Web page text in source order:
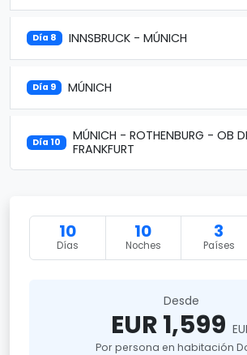
Día 8 INNSBRUCK - MÚNICH
Día 9 MÚNICH
Día 10
MÚNICH - ROTHENBURG - OB
FRANKFURT
10
Días
10
Noches
3
Países
Desde
EUR 1,599
Por persona en habitación